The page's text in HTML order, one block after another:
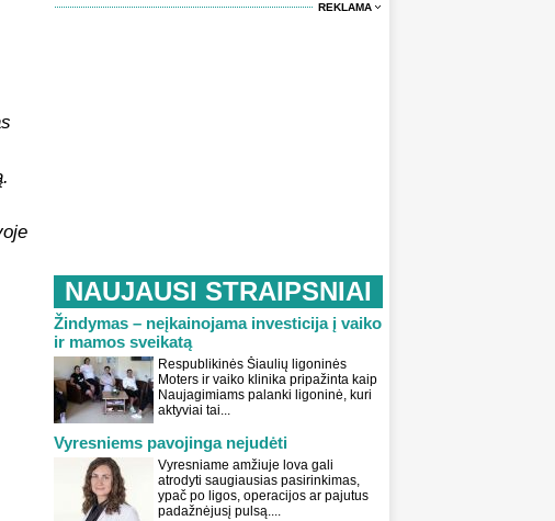
REKLAMA
NAUJAUSI STRAIPSNIAI
Žindymas – neįkainojama investicija į vaiko
ir mamos sveikatą
Respublikinės Šiaulių ligoninės
Moters ir vaiko klinika pripažinta kaip
Naujagimiams palanki ligoninė, kuri
aktyviai tai...
Vyresniems pavojinga nejudėti
Vyresniame amžiuje lova gali
atrodyti saugiausias pasirinkimas,
ypač po ligos, operacijos ar pajutus
padažnėjusį pulsą....